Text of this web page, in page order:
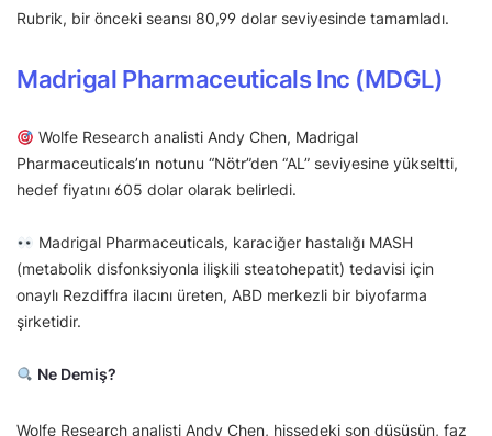
Rubrik, bir önceki seansı 80,99 dolar seviyesinde tamamladı.
Madrigal Pharmaceuticals Inc (MDGL)
Wolfe Research analisti Andy Chen, Madrigal
Pharmaceuticals’ın notunu “Nötr”den “AL” seviyesine yükseltti,
hedef fiyatını 605 dolar olarak belirledi.
Madrigal Pharmaceuticals, karaciğer hastalığı MASH
(metabolik disfonksiyonla ilişkili steatohepatit) tedavisi için
onaylı Rezdiffra ilacını üreten, ABD merkezli bir biyofarma
şirketidir.
Ne Demiş?
Wolfe Research analisti Andy Chen, hissedeki son düşüşün, faz